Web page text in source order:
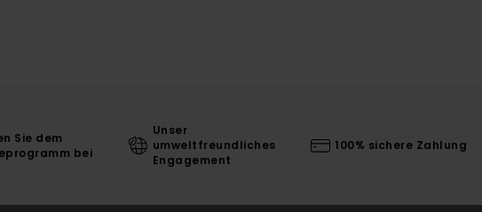
Sie dem
bei
Unser
umweltfreundliches
Engagement
100% sichere Zahlung